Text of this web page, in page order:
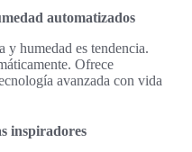
automatizados
y humedad es tendencia.
Ofrece
avanzada con vida
inspiradores